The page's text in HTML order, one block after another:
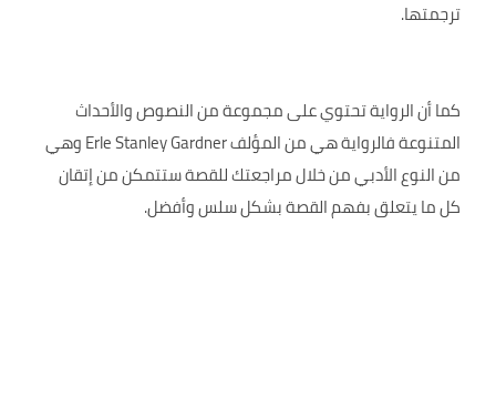
ترجمتها.
كما أن الرواية تحتوي على مجموعة من النصوص والأحداث
المتنوعة فالرواية هي من المؤلف Erle Stanley Gardner وهي
من النوع الأدبي من خلال مراجعتك للقصة ستتمكن من إتقان
كل ما يتعلق بفهم القصة بشكل سلس وأفضل.